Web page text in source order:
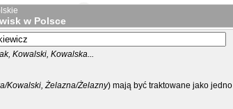
w Polsce
Kowalski, Kowalska...
Kowalski, Żelazna/Żelazny) mają być traktowane jako jedno